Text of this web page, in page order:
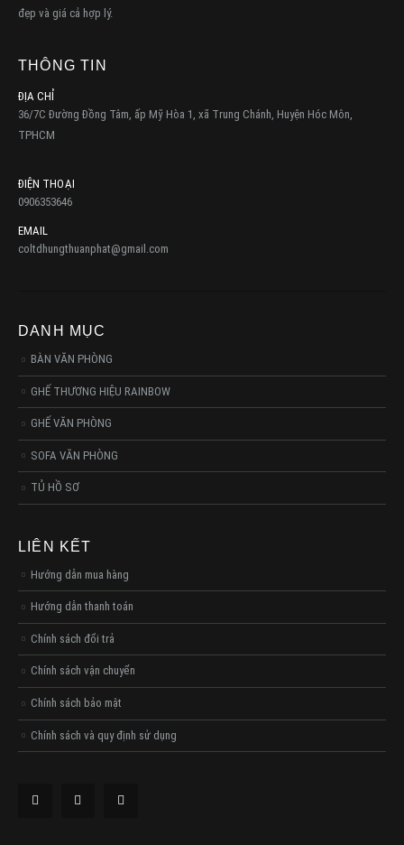
đẹp và giá cả hợp lý.
THÔNG TIN
ĐỊA CHỈ
36/7C Đường Đồng Tâm, ấp Mỹ Hòa 1, xã Trung Chánh, Huyện Hóc Môn,
TPHCM
ĐIỆN THOẠI
0906353646
EMAIL
coltdhungthuanphat@gmail.com
DANH MỤC
BÀN VĂN PHÒNG
GHẾ THƯƠNG HIỆU RAINBOW
GHẾ VĂN PHÒNG
SOFA VĂN PHÒNG
TỦ HỒ SƠ
LIÊN KẾT
Hướng dẫn mua hàng
Hướng dẫn thanh toán
Chính sách đổi trả
Chính sách vận chuyển
Chính sách bảo mật
Chính sách và quy định sử dụng